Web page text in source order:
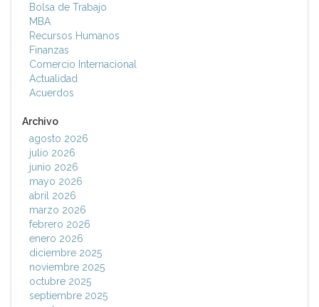
Bolsa de Trabajo
MBA
Recursos Humanos
Finanzas
Comercio Internacional
Actualidad
Acuerdos
Archivo
agosto 2026
julio 2026
junio 2026
mayo 2026
abril 2026
marzo 2026
febrero 2026
enero 2026
diciembre 2025
noviembre 2025
octubre 2025
septiembre 2025